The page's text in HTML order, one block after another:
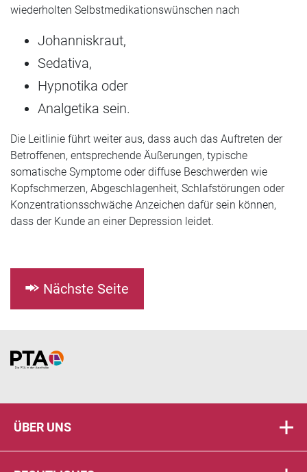
wiederholten Selbstmedikationswünschen nach
Johanniskraut,
Sedativa,
Hypnotika oder
Analgetika sein.
Die Leitlinie führt weiter aus, dass auch das Auftreten der
Betroffenen, entsprechende Äußerungen, typische
somatische Symptome oder diffuse Beschwerden wie
Kopfschmerzen, Abgeschlagenheit, Schlafstörungen oder
Konzentrationsschwäche Anzeichen dafür sein können,
dass der Kunde an einer Depression leidet.
Nächste Seite
Home
ÜBER UNS